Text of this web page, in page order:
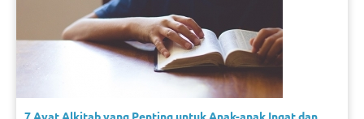
7 Ayat Alkitab yang Penting untuk Anak-anak Ingat dan